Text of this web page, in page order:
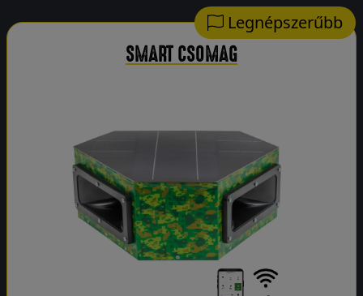
Legnépszerűbb
SMART CSOMAG